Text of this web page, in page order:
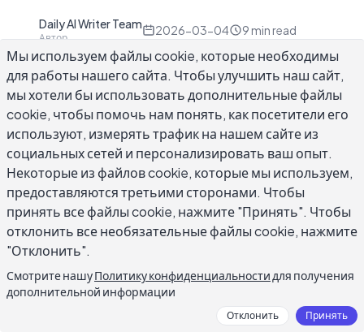
Daily AI Writer Team
Автор
2026-03-04 9 min read
Примеры профессионального
непринуждённого стиля письма
действительно трудно найти, потому что
большинство руководств по стилю находятся
на одной из крайних позиций: либо
полностью формальные, либо полностью
рабочего письма находится посередине:
достаточно дружелюбное, чтобы звучать по-
Мы используем файлы cookie, которые необходимы
для работы нашего сайта. Чтобы улучшить наш сайт,
мы хотели бы использовать дополнительные файлы
cookie, чтобы помочь нам понять, как посетители его
используют, измерять трафик на нашем сайте из
социальных сетей и персонализировать ваш опыт.
Некоторые из файлов cookie, которые мы используем,
предоставляются третьими сторонами. Чтобы
принять все файлы cookie, нажмите "Принять". Чтобы
отклонить все необязательные файлы cookie, нажмите
"Отклонить".
Смотрите нашуПолитику конфиденциальности для получения
дополнительной информации
Отклонить Принять